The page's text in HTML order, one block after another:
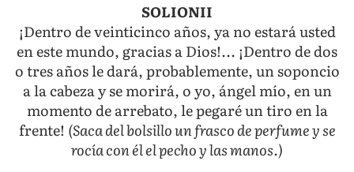
SOLIONII
¡Dentro de veinticinco años, ya no estará usted
en este mundo, gracias a Dios!... ¡Dentro de dos
o tres años le dará, probablemente, un soponcio
a la cabeza y se morirá, o yo, ángel mío, en un
momento de arrebato, le pegaré un tiro en la
frente! (Saca del bolsillo un frasco de perfume y se
rocía con él el pecho y las manos.)